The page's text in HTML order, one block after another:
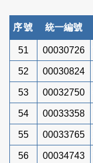
序號 統一編號
51 00030726
52 00030824
53 00032750
54 00033358
55 00033765
56 00034743